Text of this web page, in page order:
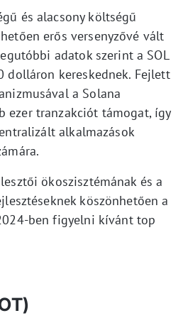
és alacsony költségű
erős versenyzővé vált
adatok szerint a SOL
kereskednek. Fejlett
a Solana
ezer tranzakciót támogat, így
alkalmazások
ökoszisztémának és a
köszönhetően a
ben figyelni kívánt top